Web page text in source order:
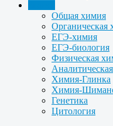
Общая химия
Органическая
ЕГЭ-химия
ЕГЭ-биология
Физическая
Химия-Глинка
Химия-
Генетика
Цитология